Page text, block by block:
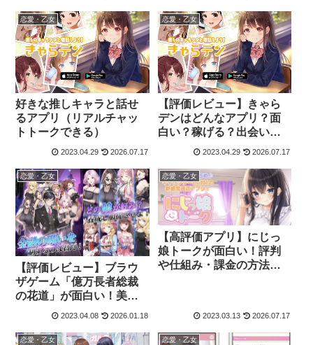
恋愛・乙女
好きな推しキャラと話せ
るアプリ（リアルチャッ
トトークできる）
2023.04.29 2026.07.17
恋愛・乙女
【評価レビュー】きゃら
デンはどんなアプリ？面
白い？稼げる？出会いあ
2023.04.29 2026.07.17
恋愛・乙女
【評価レビュー】ブラウ
ザゲーム「億万長者総裁
の花道」が面白い！美少
女経営シミュレーション
2023.04.08 2026.01.18
恋愛・乙女
【高評価アプリ】にじっ
娘トークが面白い！評判
や仕組み・課金の方法に
2023.03.13 2026.07.17
恋愛・乙女 恋愛・乙女